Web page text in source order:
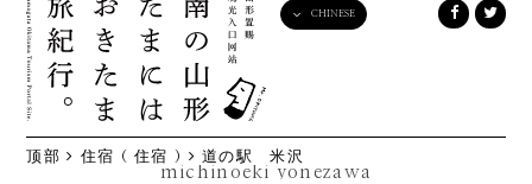
CHINESE
顶部 住宿 ( 住宿 ) 道の駅 米沢
michinoeki yonezawa